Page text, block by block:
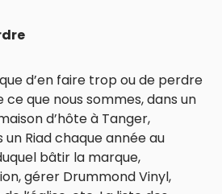
d’en faire trop ou de perdre
ce que nous sommes, dans un
d’hôte à Tanger,
un Riad chaque année au
bâtir la marque,
gérer Drummond Vinyl,